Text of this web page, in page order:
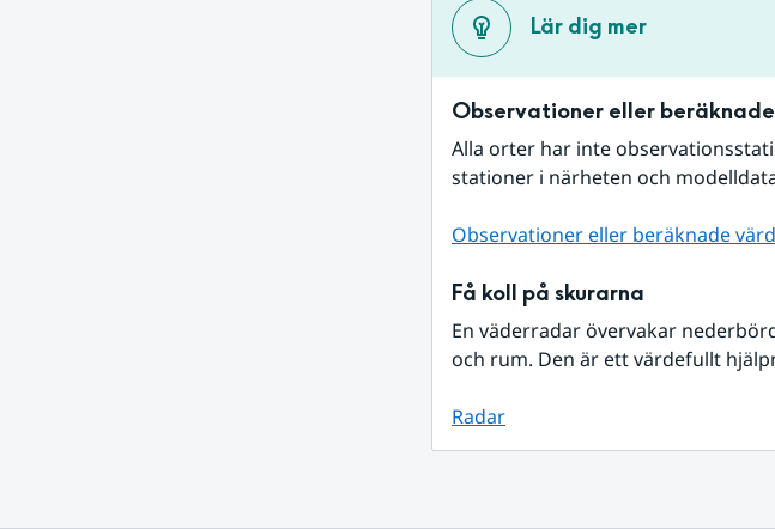
Lär dig mer
Observationer eller
Alla orter har inte
stationer i närheten och
Observationer eller beräknade
Få koll på skurarna
En väderradar övervakar
och rum. Den är ett värdefullt
Radar